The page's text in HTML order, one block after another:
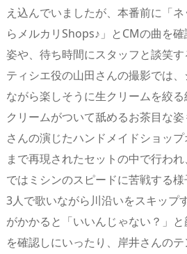
え込んでいましたが、本番前に「
らメルカリShops♪」とCMの曲を
姿や、待ち時間にスタッフと談笑
ティシエ役の山田さんの撮影では
ながら楽しそうに生クリームを絞
クリームがついて舐めるお茶目な
さんの演じたハンドメイドショッ
まで再現されたセットの中で行わ
ではミシンのスピードに苦戦する様
3人で歌いながら川沿いをスキップ
がかかると「いいんじゃない？」
を確認しにいったり、岸井さんの